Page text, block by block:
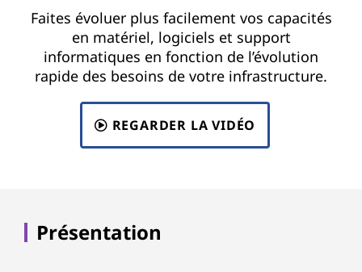
Faites évoluer plus facilement vos capacités
en matériel, logiciels et support
informatiques en fonction de l’évolution
rapide des besoins de votre infrastructure.
REGARDER LA VIDÉO
Présentation